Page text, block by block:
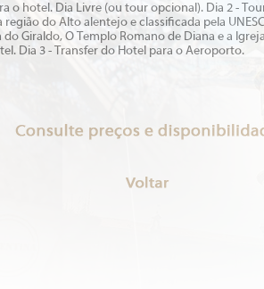
o hotel. Dia Livre (ou tour opcional). Dia 2 -
região do Alto alentejo e classificada pela
Giraldo, O Templo Romano de Diana e a
Dia 3 - Transfer do Hotel para o Aeroporto.